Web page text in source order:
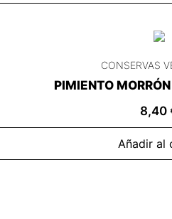
CONSERVAS
PIMIENTO
8,40
Añadir al